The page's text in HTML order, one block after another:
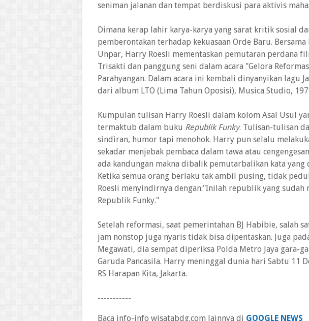
seniman jalanan dan tempat berdiskusi para aktivis
Dimana kerap lahir karya-karya yang sarat kritik sosial
pemberontakan terhadap kekuasaan Orde Baru. Bersama
Unpar, Harry Roesli mementaskan pemutaran perdana
Trisakti dan panggung seni dalam acara "Gelora
Parahyangan. Dalam acara ini kembali dinyanyikan lagu
dari album LTO (Lima Tahun Oposisi), Musica Studio,
Kumpulan tulisan Harry Roesli dalam kolom Asal Usul
termaktub dalam buku Republik Funky. Tulisan-tulisan
sindiran, humor tapi menohok. Harry pun selalu
sekadar menjebak pembaca dalam tawa atau
ada kandungan makna dibalik pemutarbalikan kata
Ketika semua orang berlaku tak ambil pusing, tidak
Roesli menyindirnya dengan:"Inilah republik yang sudah
Republik Funky."
Setelah reformasi, saat pemerintahan BJ Habibie, salah
jam nonstop juga nyaris tidak bisa dipentaskan. Juga
Megawati, dia sempat diperiksa Polda Metro Jaya gara-
Garuda Pancasila. Harry meninggal dunia hari Sabtu 11
RS Harapan Kita, Jakarta.
-----------
Baca info-info wisatabdg.com lainnya di GOOGLE NEWS